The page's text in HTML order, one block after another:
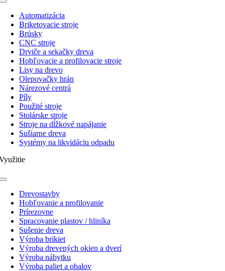
Toggle
NavigationAutomatizácia
Briketovacie stroje
Brúsky
CNC stroje
Drviče a sekačky dreva
Hobľovacie a profilovacie stroje
Lisy na drevo
Olepovačky hrán
Nárezové centrá
Píly
Použité stroje
Stolárske stroje
Stroje na dĺžkové napájanie
Sušiarne dreva
Systémy na likvidáciu odpadu
Toggle
NavigationDrevostavby
Hobľovanie a profilovanie
Prírezovne
Spracovanie plastov / hliníka
Sušenie dreva
Výroba brikiet
Výroba drevených okien a dverí
Výroba nábytku
Výroba paliet a obalov